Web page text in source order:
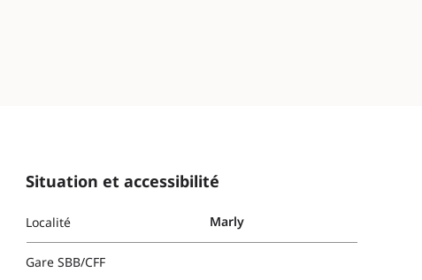
Situation et accessibilité
Localité Marly
Gare SBB/CFF